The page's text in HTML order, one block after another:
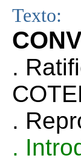
Texto:
.
.
.